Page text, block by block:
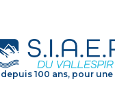
depuis 100 ans, pour